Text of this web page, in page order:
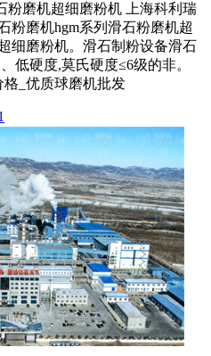
粉磨机超细磨粉机 上海科利瑞
粉磨机hgm系列滑石粉磨机超
细磨粉机。滑石制粉设备滑石
低硬度,莫氏硬度≤6级的非。
_优质球磨机批发